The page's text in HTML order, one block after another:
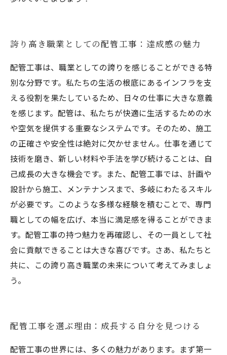
誇り高き職業としての配管工事：達成感の魅力
配管工事は、職業としての誇りを感じることができる特
別な分野です。私たちの生活の根底にあるインフラを支
える役割を果たしているため、日々の仕事に大きな意義
を感じます。配管は、私たちが快適に生活するための水
や空気を提供する重要なシステムです。そのため、施工
の正確さや安全性は絶対に欠かせません。仕事を通じて
技術を磨き、新しい材料や手法を学び続けることは、自
己成長の大きな機会です。また、配管工事では、計画や
設計から施工、メンテナンスまで、多岐にわたるスキル
が必要です。このような多様な経験を積むことで、専門
職としての幅を広げ、本当に満足感を得ることができま
す。配管工事の持つ魅力を再確認し、その一員として社
会に貢献できることは大きな喜びです。さあ、私たちと
共に、この誇り高き職業の未来について考えてみましょ
う。
配管工事を選ぶ理由：成長する自分を見つける
配管工事の世界には、多くの魅力があります。まず第一